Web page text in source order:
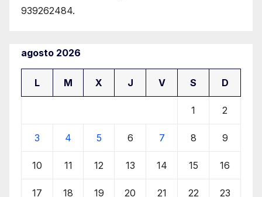
939262484.
agosto 2026
L M X J V S D
1 2
3 4 5 6 7 8 9
10 11 12 13 14 15 16
17 18 19 20 21 22 23